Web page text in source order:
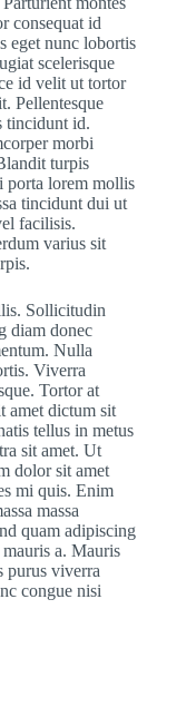
consequat id
eget nunc lobortis
scelerisque
id velit ut tortor
Pellentesque
tincidunt id.
morbi
turpis
porta lorem mollis
tincidunt dui ut
facilisis.
varius sit
Sollicitudin
diam donec
Nulla
Viverra
Tortor at
amet dictum sit
tellus in metus
sit amet. Ut
dolor sit amet
mi quis. Enim
massa
quam adipiscing
a. Mauris
purus viverra
congue nisi